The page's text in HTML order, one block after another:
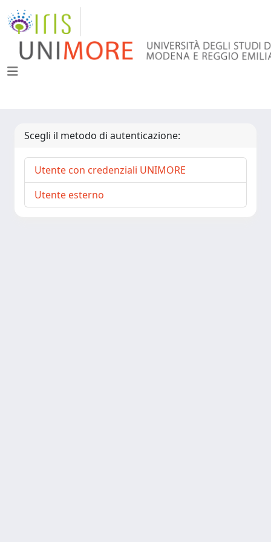
Scegli il metodo di autenticazione:
Utente con credenziali UNIMORE
Utente esterno